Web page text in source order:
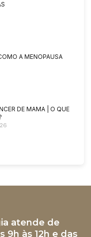
A MENOPAUSA
DE MAMA | O QUE
atende de
9h às 12h e das